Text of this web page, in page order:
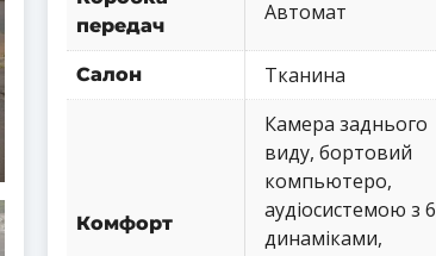
передач
Автомат
Салон Тканина
Комфорт
Камера заднього
виду, бортовий
компьютеро,
аудіосистемою з 6
динаміками,